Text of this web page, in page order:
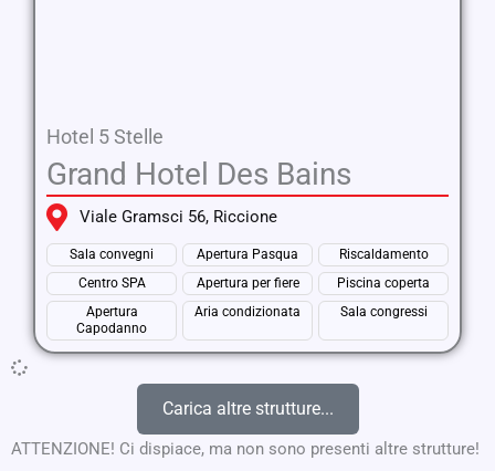
Hotel 5 Stelle
Grand Hotel Des Bains
Viale Gramsci 56, Riccione
Sala convegni Apertura Pasqua
Riscaldamento
Centro SPA
Apertura per fiere
Piscina coperta
Apertura
Capodanno
Aria condizionata Sala congressi
Carica altre strutture...
ATTENZIONE! Ci dispiace, ma non sono presenti altre strutture!